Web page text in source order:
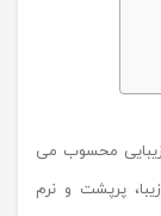
زیبایی محسوب می
پرپشت و نرم